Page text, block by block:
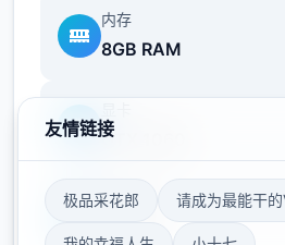
内存
8GB RAM
GTX 1060
存储空间
友情链接
极品采花郎 请成为最能干的